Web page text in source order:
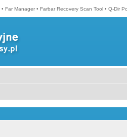
• Far Manager • Farbar Recovery Scan Tool • Q-Dir